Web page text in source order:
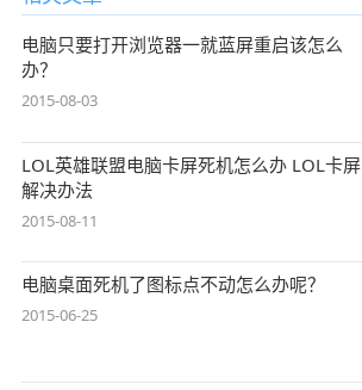
电脑只要打开浏览器一就蓝屏重启该怎么
办？
2015-08-03
LOL英雄联盟电脑卡屏死机怎么办 LOL卡屏
解决办法
2015-08-11
电脑桌面死机了图标点不动怎么办呢？
2015-06-25